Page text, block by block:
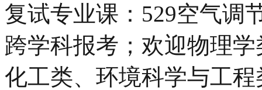
复试专业课：529空气调
跨学科报考；欢迎物理
化工类、环境科学与工